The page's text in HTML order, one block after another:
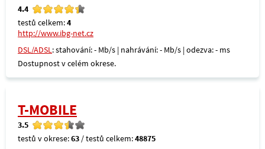
4.4
testů celkem:4
http://www.ibg-net.cz
DSL/ADSL: stahování: - Mb/s | nahrávání: - Mb/s | odezva: - ms
Dostupnost v celém okrese.
T-MOBILE
3.5
testů v okrese:63 / testů celkem:48875